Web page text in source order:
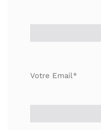
Votre Email*